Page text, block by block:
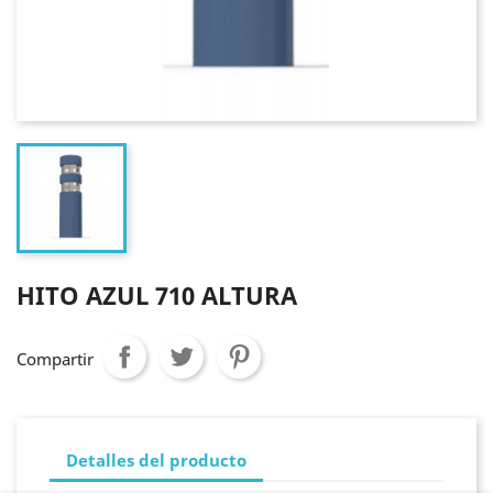
HITO AZUL 710 ALTURA
Compartir
Detalles del producto